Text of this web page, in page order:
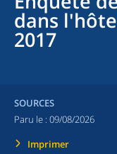
dans
2017
SOURCES
Paru le : 09/08/2026
Imprimer